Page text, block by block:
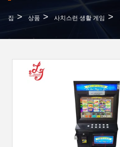
집 > 상품 > 사치스런 생활 게임 >